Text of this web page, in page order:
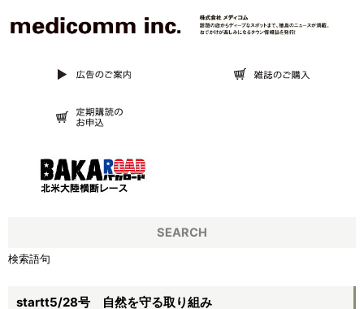
startt5/28号 自然を守る取り組み
SEARCH
検索語句